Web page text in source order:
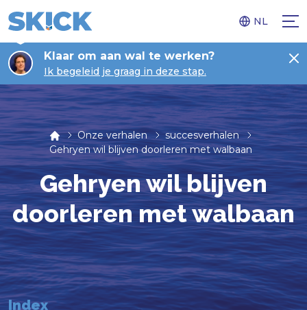
NL
Klaar om aan wal te werken?
Ik begeleid je graag in deze stap.
Onze verhalen
succesverhalen
Gehryen wil blijven doorleren met walbaan
Gehryen wil blijven
doorleren met walbaan
Index